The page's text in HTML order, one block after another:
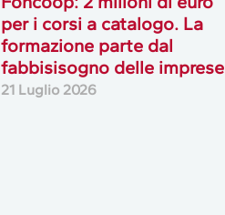
per i corsi a catalogo. La
formazione parte dal
fabbisisogno delle imprese
21 Luglio 2026